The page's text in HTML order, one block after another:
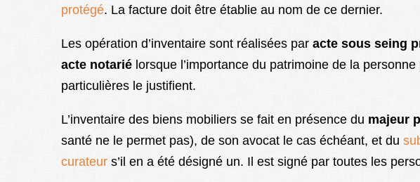
protégé. La facture doit être établie au nom de ce dernier.
Les opération d’inventaire sont réalisées par acte sous seing
acte notarié lorsque l’importance du patrimoine de la
particulières le justifient.
L’inventaire des biens mobiliers se fait en présence du majeur
santé ne le permet pas), de son avocat le cas échéant, et du
curateur s’il en a été désigné un. Il est signé par toutes les